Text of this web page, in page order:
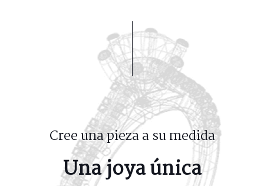
Cree una pieza a su medida
Una joya única